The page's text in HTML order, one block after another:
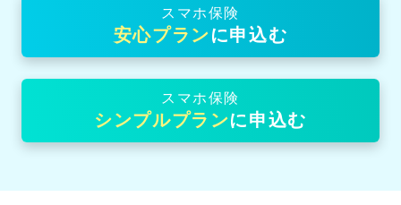
スマホ保険
安心プランに申込む
スマホ保険
シンプルプランに申込む